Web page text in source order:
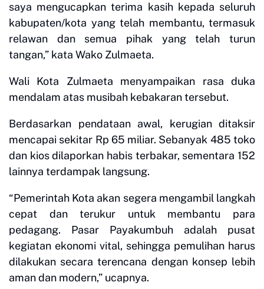
saya mengucapkan terima kasih kepada seluruh
kabupaten/kota yang telah membantu, termasuk
relawan dan semua pihak yang telah turun
tangan,” kata Wako Zulmaeta.
Wali Kota Zulmaeta menyampaikan rasa duka
mendalam atas musibah kebakaran tersebut.
Berdasarkan pendataan awal, kerugian ditaksir
mencapai sekitar Rp 65 miliar. Sebanyak 485 toko
dan kios dilaporkan habis terbakar, sementara 152
lainnya terdampak langsung.
“Pemerintah Kota akan segera mengambil langkah
cepat dan terukur untuk membantu para
pedagang. Pasar Payakumbuh adalah pusat
kegiatan ekonomi vital, sehingga pemulihan harus
dilakukan secara terencana dengan konsep lebih
aman dan modern,” ucapnya.